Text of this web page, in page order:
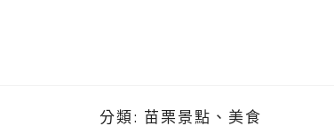
分類: 苗栗景點、美食